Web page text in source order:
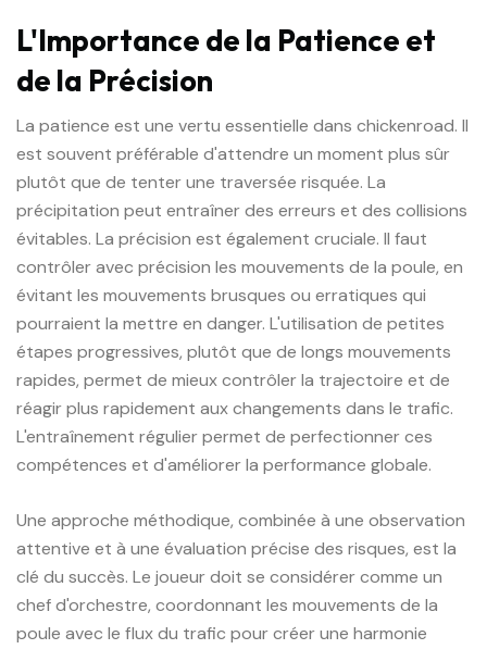
L'Importance de la Patience et
de la Précision
La patience est une vertu essentielle dans chickenroad. Il
est souvent préférable d'attendre un moment plus sûr
plutôt que de tenter une traversée risquée. La
précipitation peut entraîner des erreurs et des collisions
évitables. La précision est également cruciale. Il faut
contrôler avec précision les mouvements de la poule, en
évitant les mouvements brusques ou erratiques qui
pourraient la mettre en danger. L'utilisation de petites
étapes progressives, plutôt que de longs mouvements
rapides, permet de mieux contrôler la trajectoire et de
réagir plus rapidement aux changements dans le trafic.
L'entraînement régulier permet de perfectionner ces
compétences et d'améliorer la performance globale.
Une approche méthodique, combinée à une observation
attentive et à une évaluation précise des risques, est la
clé du succès. Le joueur doit se considérer comme un
chef d'orchestre, coordonnant les mouvements de la
poule avec le flux du trafic pour créer une harmonie